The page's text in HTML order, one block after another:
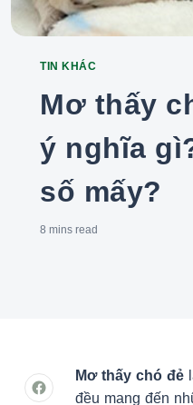
Categories
TIN KHÁC
Mơ thấy chó đẻ mang
ý nghĩa
số mấy?
8 mins read
Mơ thấy chó đẻ
đều mang đến